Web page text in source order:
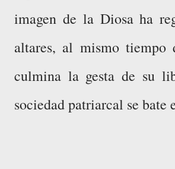
imagen de la Diosa ha
altares, al mismo tiempo
culmina la gesta de su
sociedad patriarcal se bate